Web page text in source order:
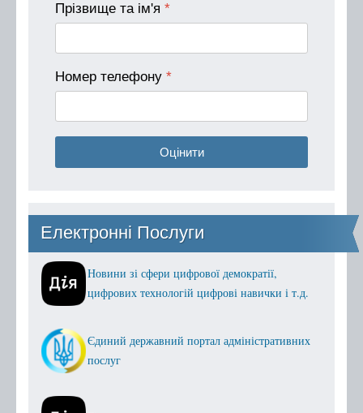
Прізвище та ім'я *
Номер телефону *
Оцінити
Електронні Послуги
Новини зі сфери цифрової демократії,
цифрових технологій цифрові навички і т.д.
Єдиний державний портал адміністративних
послуг